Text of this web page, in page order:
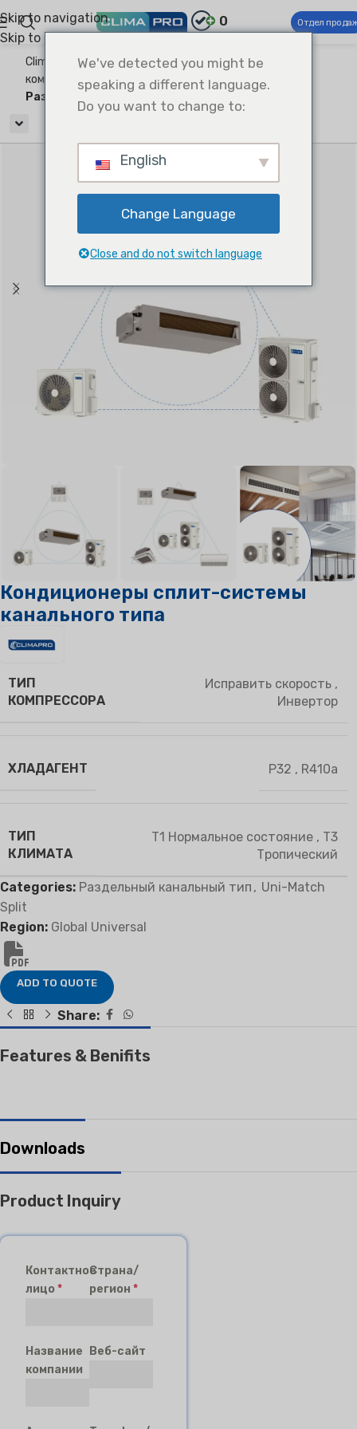
Skip to navigation
Skip to main content
0 Отдел
Climapro® Коммерческие системы ОВКВ Легкий
коммерческий кондиционер
Uni-Match Split
Раздельный канальный тип
Кондиционеры сплит-системы
канального типа
ТИП
КОМПРЕССОРА
Исправить скорость ,
Инвертор
ХЛАДАГЕНТ Р32 , R410a
ТИП
КЛИМАТА
T1 Нормальное состояние , T3
Тропический
Categories: Раздельный канальный тип , Uni-Match
Split
Region: Global Universal
ADD TO QUOTE
Share:
Features & Benifits
Downloads
Product Inquiry
Контактное
лицо *
Страна/
регион*
Название
компании
Веб-сайт
We've detected you might be
speaking a different language.
Do you want to change to:
English
Change Language
Close and do not switch language